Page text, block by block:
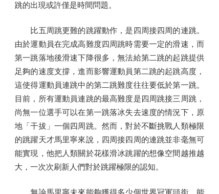
跳的出現或許僅是時間問題。
比五周跳更難的跳躍動作，是四周接四周的連跳。
由於運動員在完成高難度四周跳時需要一定的滑速，而
第一跳落地後滑速下降很多，無法給第二跳的起跳提供
足夠的速度支撐，進而影響運動員第二跳的起跳高度，
這使得運動員連跳中的第二跳難度往往要低於第一跳。
目前，所有運動員連跳的最高難度是四周跳接三周跳，
尚無一位選手可以在第一跳落冰失去速度的情況下，原
地「干拔」一個四周跳。然而，對於不斷挑戰人類極限
的跳躍天才馬里寧來說，四周接四周的連跳並非毫無可
能實現，他把人類關於花樣滑冰跳躍的想像空間越推越
大，一次次刷新人們對於跳躍極限的認知。